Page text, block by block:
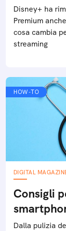
Disney+ ha
Premium
cosa cambia
streaming
HOW-TO
DIGITAL
Consigli
Dalla pulizia